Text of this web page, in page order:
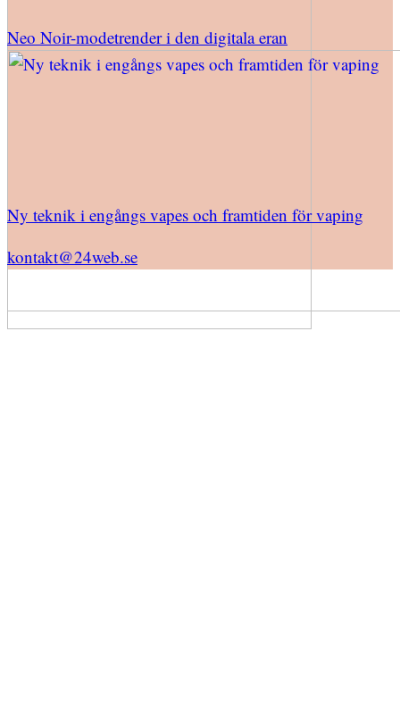
Neo Noir-modetrender i den digitala eran
Ny teknik i engångs vapes och framtiden för vaping
kontakt@24web.se